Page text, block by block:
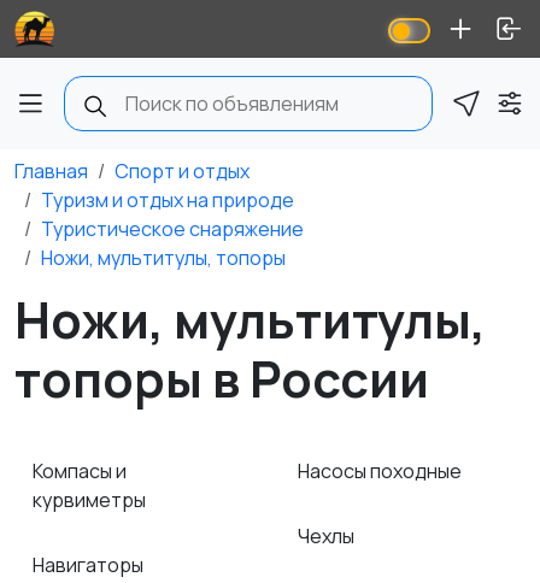
Главная
Спорт и отдых
Туризм и отдых на природе
Туристическое снаряжение
Ножи, мультитулы, топоры
Ножи, мультитулы,
топоры в России
Компасы и
курвиметры
Навигаторы
Насосы походные
Чехлы